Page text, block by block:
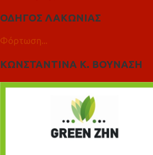
ΟΔΗΓΟΣ ΛΑΚΩΝΙΑΣ
Φόρτωση...
ΚΩΝΣΤΑΝΤΙΝΑ Κ. ΒΟΥΝΑΣΗ